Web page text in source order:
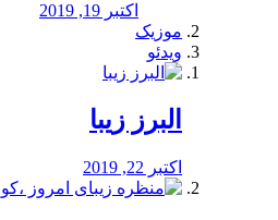
اکتبر 19, 2019
موزیک
ویدئو
البرز زیبا
اکتبر 22, 2019